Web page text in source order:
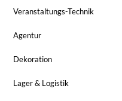
Veranstaltungs-Technik
Agentur
Dekoration
Lager & Logistik